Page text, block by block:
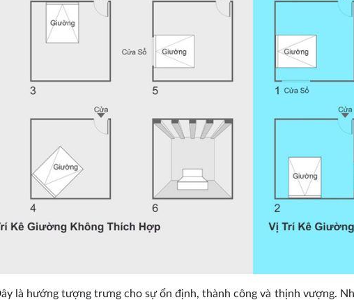
là hướng tượng trưng cho sự ổn định, thành công và thịnh vượng.